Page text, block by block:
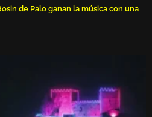
de Palo ganan la música con una